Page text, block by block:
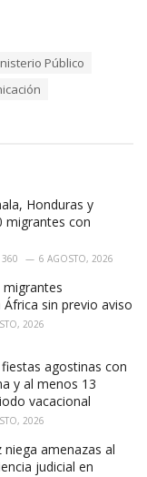
Público
Honduras y
migrantes con
360 6 AGOSTO, 2026
migrantes
sin previo aviso
2026
agostinas con
y al menos 13
vacacional
2026
niega amenazas al
judicial en